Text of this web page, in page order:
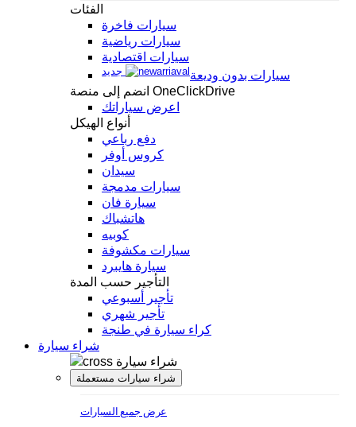
الفئات
سيارات فاخرة
سيارات رياضية
سيارات اقتصادية
سيارات بدون وديعة
جديد
انضم إلى منصة OneClickDrive
اعرض سياراتك
أنواع الهيكل
دفع رباعي
كروس أوفر
سيدان
سيارات مدمجة
سيارة فان
هاتشباك
كوبيه
سيارات مكشوفة
سيارة هايبرد
التأجير حسب المدة
تأجير أسبوعي
تأجير شهري
كراء سيارة في طنجة
شراء سيارة
شراء سيارة
شراء سيارات مستعملة
عرض جميع السيارات